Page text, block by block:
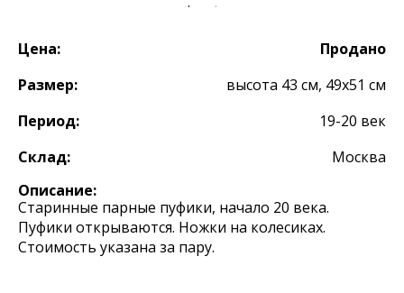
Цена:
Продано
Размер:
высота 43 см, 49х51 см
Период:
19-20 век
Склад:
Москва
Описание:
Старинные парные пуфики, начало 20 века.
Пуфики открываются. Ножки на колесиках.
Стоимость указана за пару.